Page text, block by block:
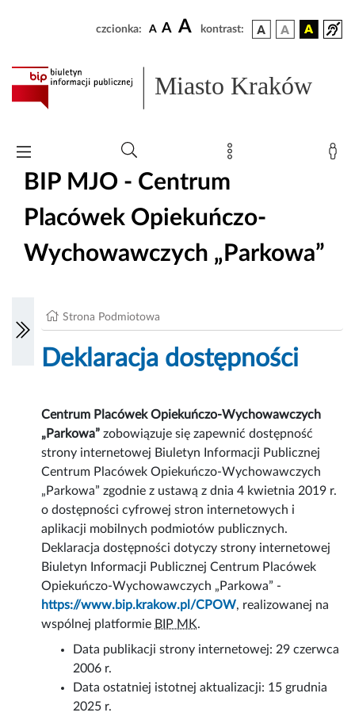
czcionka: A A A kontrast:
Miasto Kraków
BIP MJO - Centrum
Placówek Opiekuńczo-
Wychowawczych „Parkowa”
Strona Podmiotowa
Deklaracja dostępności
Centrum Placówek Opiekuńczo-Wychowawczych
„Parkowa” zobowiązuje się zapewnić dostępność
strony internetowej Biuletyn Informacji Publicznej
Centrum Placówek Opiekuńczo-Wychowawczych
„Parkowa” zgodnie z ustawą z dnia 4 kwietnia 2019 r.
o dostępności cyfrowej stron internetowych i
aplikacji mobilnych podmiotów publicznych.
Deklaracja dostępności dotyczy strony internetowej
Biuletyn Informacji Publicznej Centrum Placówek
Opiekuńczo-Wychowawczych „Parkowa” -
https://www.bip.krakow.pl/CPOW, realizowanej na
wspólnej platformie BIP MK.
Data publikacji strony internetowej: 29 czerwca
2006 r.
Data ostatniej istotnej aktualizacji: 15 grudnia
2025 r.